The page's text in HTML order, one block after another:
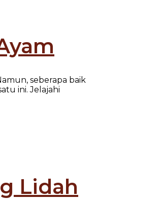
seberapa baik
ini. Jelajahi
Lidah